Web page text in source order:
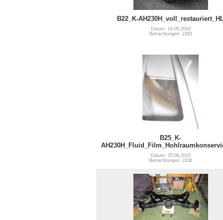
B22_K-
Datum: 14.05.2010
Betrachtungen: 2283
B25_K-
Datum: 25.09.2010
Betrachtungen: 2230